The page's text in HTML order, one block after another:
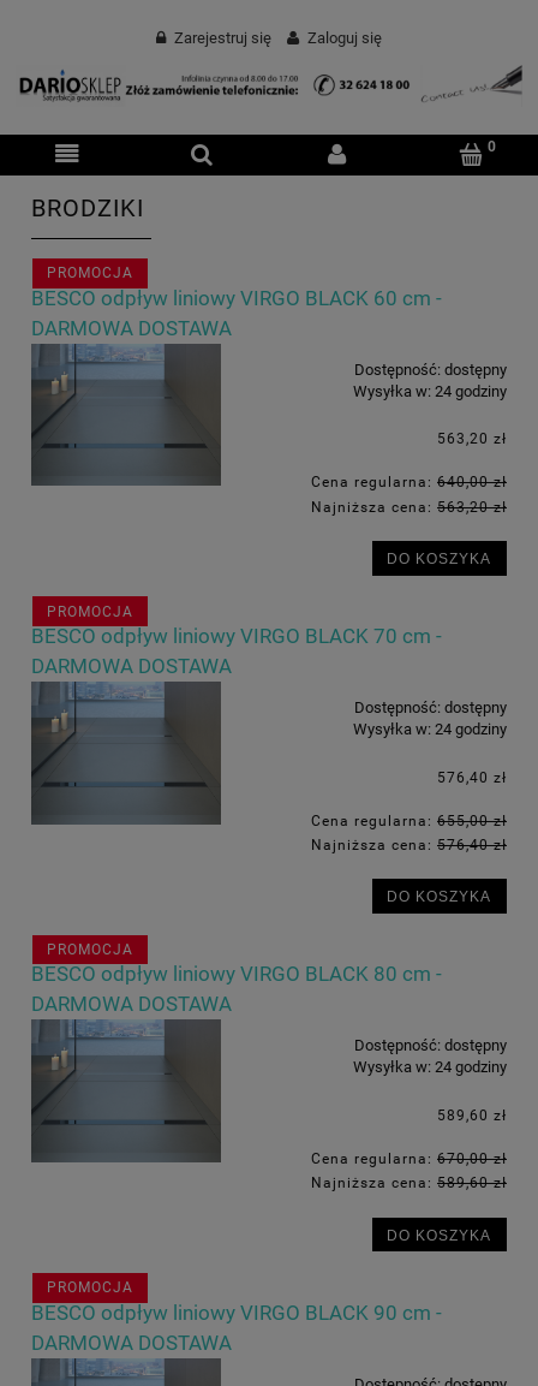
Zarejestruj się Zaloguj się
BRODZIKI
BESCO odpływ liniowy VIRGO BLACK 60 cm -
DARMOWA DOSTAWA
Dostępność: dostępny
Wysyłka w: 24 godziny
563,20 zł
Cena regularna: 640,00 zł
Najniższa cena: 563,20 zł
DO KOSZYKA
PROMOCJA
BESCO odpływ liniowy VIRGO BLACK 70 cm -
DARMOWA DOSTAWA
Dostępność: dostępny
Wysyłka w: 24 godziny
576,40 zł
Cena regularna: 655,00 zł
Najniższa cena: 576,40 zł
DO KOSZYKA
PROMOCJA
BESCO odpływ liniowy VIRGO BLACK 80 cm -
DARMOWA DOSTAWA
Dostępność: dostępny
Wysyłka w: 24 godziny
589,60 zł
Cena regularna: 670,00 zł
Najniższa cena: 589,60 zł
DO KOSZYKA
PROMOCJA
BESCO odpływ liniowy VIRGO BLACK 90 cm -
DARMOWA DOSTAWA
PROMOCJA